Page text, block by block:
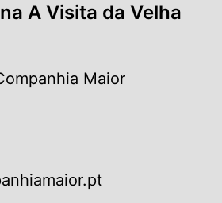
A Visita da Velha
Maior